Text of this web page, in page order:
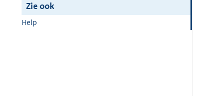
Zie ook
Help